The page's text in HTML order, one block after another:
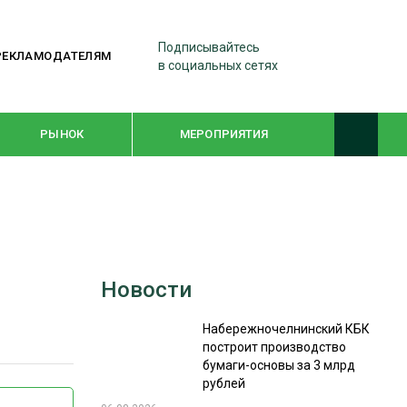
Подписывайтесь
в социальных сетях
РЫНОК МЕРОПРИЯТИЯ
WOODEX-2021
СУШКА ДРЕВЕСИНЫ
Новости
Набережночелнинский КБК
построит производство
бумаги-основы за 3 млрд
рублей